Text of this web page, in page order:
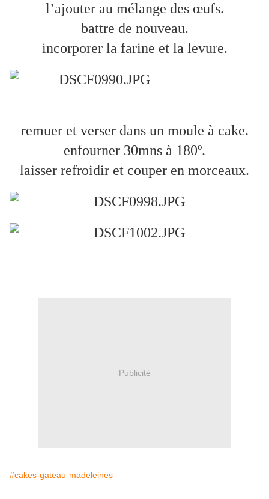
l’ajouter au mélange des œufs.
battre de nouveau.
incorporer la farine et la levure.
remuer et verser dans un moule à cake.
enfourner 30mns à 180º.
laisser refroidir et couper en morceaux.
Publicité
#cakes-gateau-madeleines